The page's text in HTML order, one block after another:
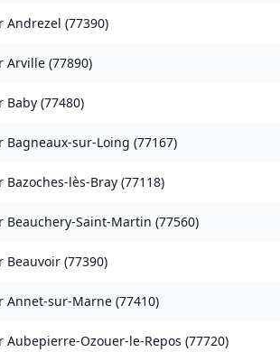
Andrezel (77390)
Arville (77890)
Baby (77480)
Bagneaux-sur-Loing (77167)
Bazoches-lès-Bray (77118)
Beauchery-Saint-Martin (77560)
Beauvoir (77390)
Annet-sur-Marne (77410)
Aubepierre-Ozouer-le-Repos (77720)